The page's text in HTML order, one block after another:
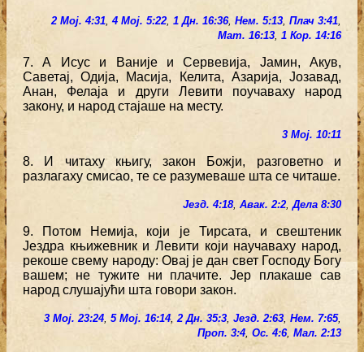
2 Мој. 4:31, 4 Мој. 5:22, 1 Дн. 16:36, Нем. 5:13, Плач 3:41,
Мат. 16:13, 1 Кор. 14:16
7. А Исус и Ваније и Сервевија, Јамин, Акув,
Саветај, Одија, Масија, Келита, Азарија, Јозавад,
Анан, Фелаја и други Левити поучаваху народ
закону, и народ стајаше на месту.
3 Мој. 10:11
8. И читаху књигу, закон Божји, разговетно и
разлагаху смисао, те се разумеваше шта се читаше.
Језд. 4:18, Авак. 2:2,Дела 8:30
9. Потом Немија, који је Тирсата, и свештеник
Јездра књижевник и Левити који научаваху народ,
рекоше свему народу: Овај је дан свет Господу Богу
вашем; не тужите ни плачите. Јер плакаше сав
народ слушајући шта говори закон.
3 Мој. 23:24, 5 Мој. 16:14,2 Дн. 35:3, Језд. 2:63, Нем. 7:65,
Проп. 3:4, Ос. 4:6, Мал. 2:13